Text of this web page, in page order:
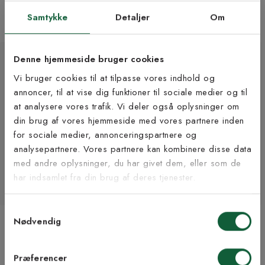
Samtykke Detaljer Om
Denne hjemmeside bruger cookies
Vi bruger cookies til at tilpasse vores indhold og
annoncer, til at vise dig funktioner til sociale medier og til
at analysere vores trafik. Vi deler også oplysninger om
din brug af vores hjemmeside med vores partnere inden
for sociale medier, annonceringspartnere og
analysepartnere. Vores partnere kan kombinere disse data
med andre oplysninger, du har givet dem, eller som de
har indsamlet fra din brug af deres tjenester.
Nødvendig
Præferencer
9 størrelser | +7 farver
+11 farver
Graz grøn - maskinvævet
tæppe
3 størrelser | +2 farver
Curly pad sort - rund
stolehynde med polstring i
Tilmeld dig vores
nyhedsbrev
Vær blandt de første til at modtage vores tilbud,
tips og nyheder.
Samtykke til Kilands vilkår